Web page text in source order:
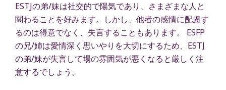
ESTJの弟/妹は社交的で陽気であり、さまざまな人と
関わることを好みます。しかし、他者の感情に配慮す
るのは得意でなく、失言することもあります。 ESFP
の兄/姉は愛情深く思いやりを大切にするため、ESTJ
の弟/妹が失言して場の雰囲気が悪くなると厳しく注
意するでしょう。